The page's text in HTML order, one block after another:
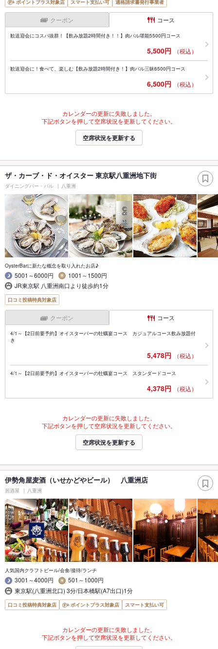
ポイントプラス対象店 スマート支払い可 適格請求書発行事業者
クーポン コース
歓送迎会にコスパ抜群！【飲み放題2時間付き！！】肉バル堪能5500円コース
5,500円 （税込）
歓送迎会に！食べて、楽しむ【飲み放題2時間付き！】肉バル三昧6500円コース
6,500円 （税込）
カレンダーの更新に失敗しました。
下記ボタンを押して空席状況を更新してください。
空席状況を更新する
ザ・カーブ・ド・オイスター 東京駅八重洲地下街
ダイニングバー・バル 八重洲
OysterBarに新たな概念を取り入れたお店♪
5001～6000円
1001～1500円
JR東京駅 八重洲南口より徒歩約1分
口コミ投稿特典対象店
クーポン コース
4/1～【2日前要予約】オイスターバーの牡蠣宴コース カジュアルコース飲み放題付
き
5,478円 （税込）
4/1～【2日前要予約】オイスターバーの牡蠣宴コース スタンダードコース
4,378円 （税込）
カレンダーの更新に失敗しました。
下記ボタンを押して空席状況を更新してください。
空席状況を更新する
伊勢角屋麦酒（いせかどやビール） 八重洲店
居酒屋 八重洲
人気国内クラフトビール/会食/接待/ランチ
3001～4000円
501～1000円
東京駅(八重洲北口) 3分/日本橋駅(A7出口)1分
口コミ投稿特典対象店 ポイントプラス対象店 スマート支払い可
カレンダーの更新に失敗しました。
下記ボタンを押して空席状況を更新してください。